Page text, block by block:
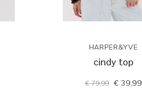
HARPER&YVE
cindy top
€ 79,99 € 39,99